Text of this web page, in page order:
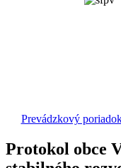
Prevádzkový
Protokol obce